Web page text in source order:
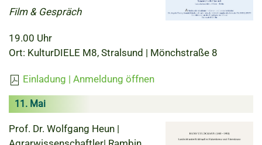
Film & Gespräch
19.00 Uhr
Ort: KulturDIELE M8, Stralsund | Mönchstraße 8
Einladung | Anmeldung öffnen
11. Mai
Prof. Dr. Wolfgang Heun |